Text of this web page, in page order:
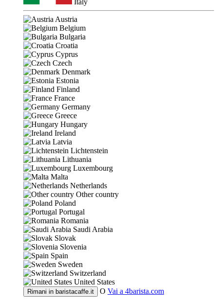
Italy
Austria
Belgium
Bulgaria
Croatia
Cyprus
Czech
Denmark
Estonia
Finland
France
Germany
Greece
Hungary
Ireland
Latvia
Lichtenstein
Lithuania
Luxembourg
Malta
Netherlands
Other country
Poland
Portugal
Romania
Saudi Arabia
Slovak
Slovenia
Spain
Sweden
Switzerland
United States
Rimani in baristacaffe.it O Vai a 4barista.com